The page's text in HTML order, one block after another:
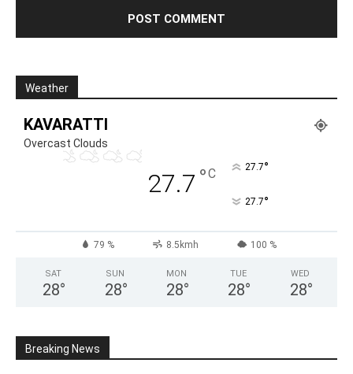
Weather
KAVARATTI
Overcast Clouds
27.7 °C 27.7°
27.7°
79 % 8.5kmh 100 %
SAT
28°
SUN
28°
MON
28°
TUE
28°
WED
28°
Breaking News